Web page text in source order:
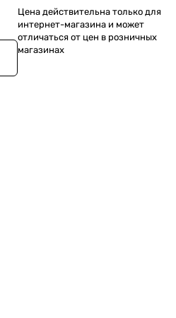
Цена действительна только для
интернет-магазина и может
отличаться от цен в розничных
магазинах